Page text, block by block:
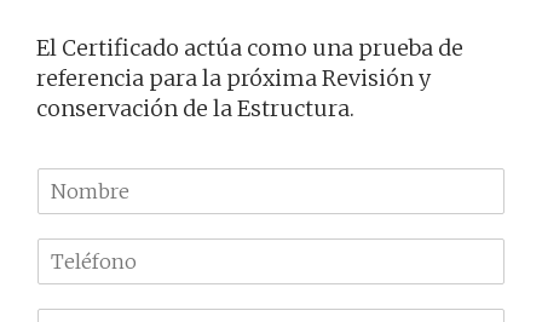
El Certificado actúa como una prueba de
referencia para la próxima Revisión y
conservación de la Estructura.
N
o
m
r
e
l